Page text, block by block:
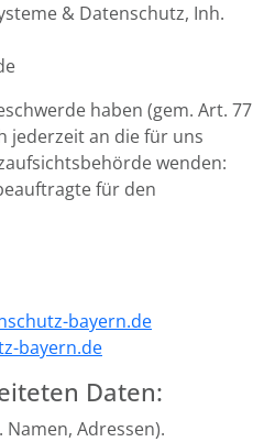
& Datenschutz, Inh.
haben (gem. Art. 77
jederzeit an die für uns
wenden:
für den
bayern.de
bayern.de
Daten:
Namen, Adressen).